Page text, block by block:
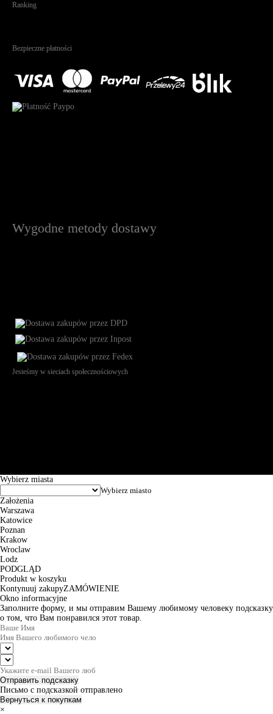
Ranking
Bezpieczne płatności
Wygodne metody dostawy
Jesteśmy w sieciach społecznościowych
Wybierz miasta
Założenia
Warszawa
Katowice
Poznan
Krakow
Wroclaw
Lodz
PODGLĄD
Produkt w koszyku
Kontynuuj zakupyZAMÓWIENIE
Okno informacyjne
Заполните форму, и мы отправим Вашему любимому человеку подсказку
о том, что Вам понравился этот товар.
Отправить подсказку
Письмо с подсказкой отправлено
Вернуться к покупкам
×